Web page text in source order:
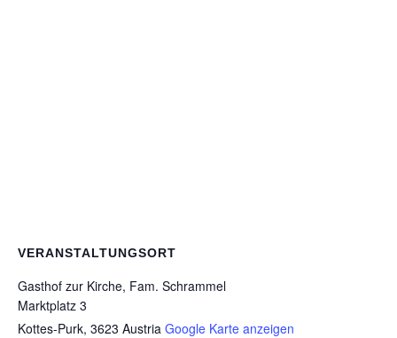
VERANSTALTUNGSORT
Gasthof zur Kirche, Fam. Schrammel
Marktplatz 3
Kottes-Purk, 3623 Austria Google Karte anzeigen